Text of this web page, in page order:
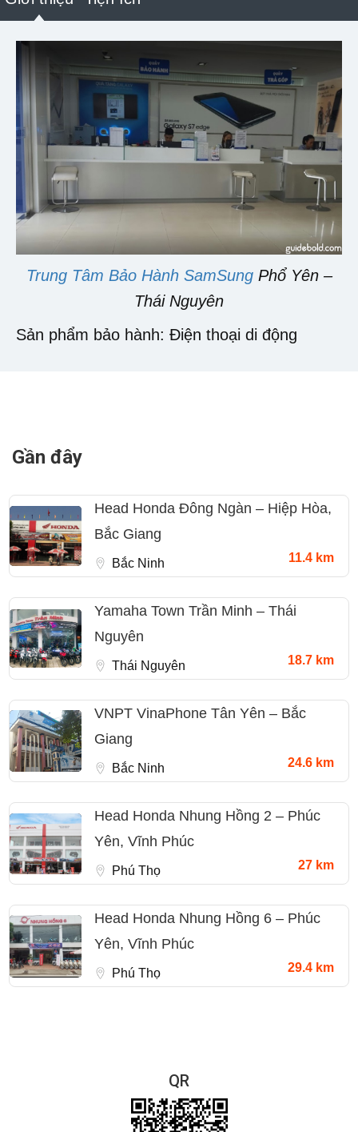
Trung Tâm Bảo Hành SamSungPhổ Yên –
Thái Nguyên
Sản phẩm bảo hành: Điện thoại di động
Gần đây
Head Honda Đông Ngàn – Hiệp Hòa,
Bắc Giang
Bắc Ninh 11.4 km
Yamaha Town Trần Minh – Thái
Nguyên
Thái Nguyên 18.7 km
VNPT VinaPhone Tân Yên – Bắc
Giang
Bắc Ninh 24.6 km
Head Honda Nhung Hồng 2 – Phúc
Yên, Vĩnh Phúc
Phú Thọ 27 km
Head Honda Nhung Hồng 6 – Phúc
Yên, Vĩnh Phúc
Phú Thọ 29.4 km
QR